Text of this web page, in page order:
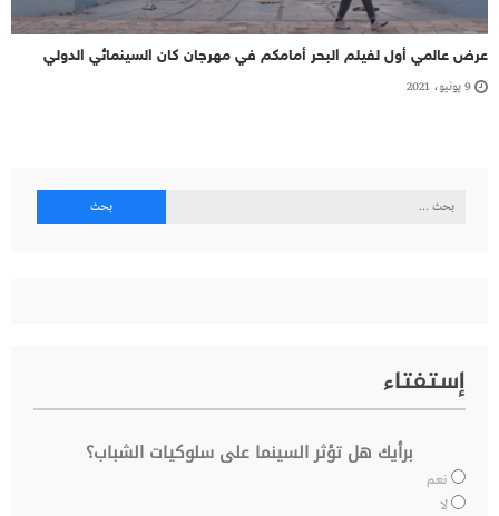
عرض عالمي أول لفيلم البحر أمامكم في مهرجان كان السينمائي الدولي
9 يونيو، 2021
البحث
إستفتاء
برأيك هل تؤثر السينما على سلوكيات الشباب؟
نعم
لا